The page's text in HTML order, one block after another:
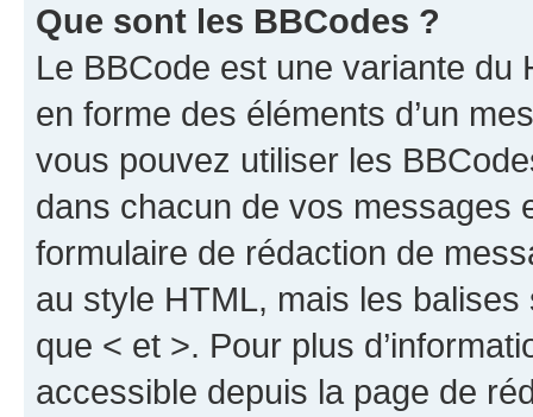
Que sont les BBCodes ?
Le BBCode est une variante du
en forme des éléments d’un
vous pouvez utiliser les
dans chacun de vos messages
formulaire de rédaction de
au style HTML, mais les
que < et >. Pour plus
accessible depuis la page de